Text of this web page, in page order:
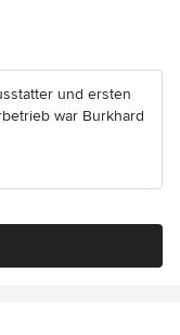
und ersten
war Burkhard